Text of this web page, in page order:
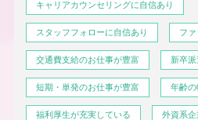
キャリアカウンセリングに自信あり
スタッフフォローに自信あり フ
交通費支給のお仕事が豊富 新卒
短期・単発のお仕事が豊富 年齢の
福利厚生が充実している 外資系